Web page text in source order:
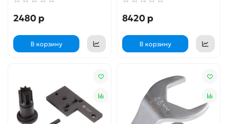
2480 р
В корзину
8420 р
В корзину